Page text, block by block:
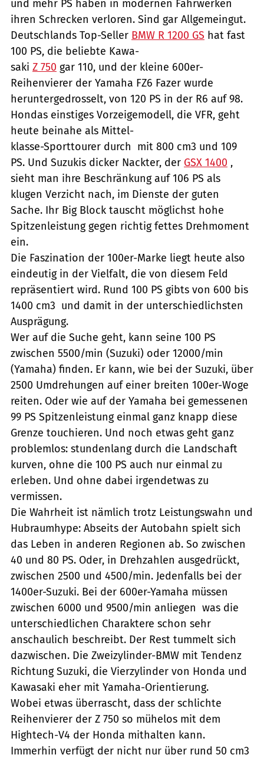
und mehr PS haben in modernen Fahrwerken
ihren Schrecken verloren. Sind gar Allgemeingut.
Deutschlands Top-Seller BMW R 1200 GS hat fast
100 PS, die beliebte Kawa-
saki Z 750 gar 110, und der kleine 600er-
Reihenvierer der Yamaha FZ6 Fazer wurde
heruntergedrosselt, von 120 PS in der R6 auf 98.
Hondas einstiges Vorzeigemodell, die VFR, geht
heute beinahe als Mittel-
klasse-Sporttourer durch  mit 800 cm3 und 109
PS. Und Suzukis dicker Nackter, der GSX 1400 ,
sieht man ihre Beschränkung auf 106 PS als
klugen Verzicht nach, im Dienste der guten
Sache. Ihr Big Block tauscht möglichst hohe
Spitzenleistung gegen richtig fettes Drehmoment
ein.
Die Faszination der 100er-Marke liegt heute also
eindeutig in der Vielfalt, die von diesem Feld
repräsentiert wird. Rund 100 PS gibts von 600 bis
1400 cm3  und damit in der unterschiedlichsten
Ausprägung.
Wer auf die Suche geht, kann seine 100 PS
zwischen 5500/min (Suzuki) oder 12000/min
(Yamaha) finden. Er kann, wie bei der Suzuki, über
2500 Umdrehungen auf einer breiten 100er-Woge
reiten. Oder wie auf der Yamaha bei gemessenen
99 PS Spitzenleistung einmal ganz knapp diese
Grenze touchieren. Und noch etwas geht ganz
problemlos: stundenlang durch die Landschaft
kurven, ohne die 100 PS auch nur einmal zu
erleben. Und ohne dabei irgendetwas zu
vermissen.
Die Wahrheit ist nämlich trotz Leistungswahn und
Hubraumhype: Abseits der Autobahn spielt sich
das Leben in anderen Regionen ab. So zwischen
40 und 80 PS. Oder, in Drehzahlen ausgedrückt,
zwischen 2500 und 4500/min. Jedenfalls bei der
1400er-Suzuki. Bei der 600er-Yamaha müssen
zwischen 6000 und 9500/min anliegen  was die
unterschiedlichen Charaktere schon sehr
anschaulich beschreibt. Der Rest tummelt sich
dazwischen. Die Zweizylinder-BMW mit Tendenz
Richtung Suzuki, die Vierzylinder von Honda und
Kawasaki eher mit Yamaha-Orientierung.
Wobei etwas überrascht, dass der schlichte
Reihenvierer der Z 750 so mühelos mit dem
Hightech-V4 der Honda mithalten kann.
Immerhin verfügt der nicht nur über rund 50 cm3